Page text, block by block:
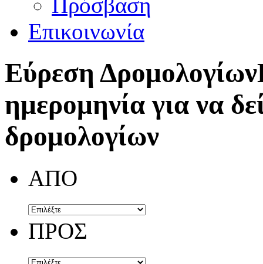
Επικοινωνία
Εύρεση Δρομολογίων
ημερομηνία για να
δρομολογίων
ΑΠΟ
ΠΡΟΣ